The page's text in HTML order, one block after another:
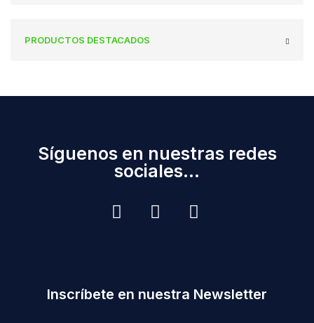
PRODUCTOS DESTACADOS
Síguenos en nuestras redes
sociales...
Inscríbete en nuestra Newsletter